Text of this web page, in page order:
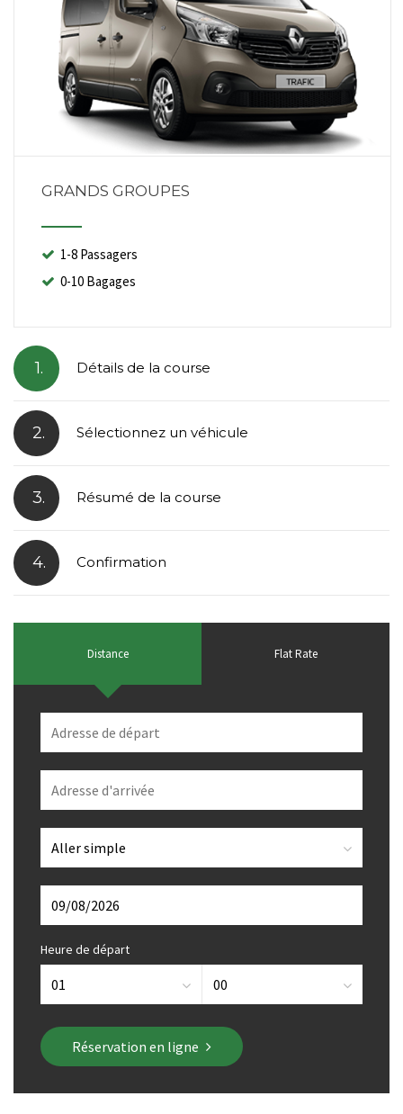
GRANDS GROUPES
1-8 Passagers
0-10 Bagages
1. Détails de la course
2. Sélectionnez un véhicule
3. Résumé de la course
4. Confirmation
Distance Flat Rate
Heure de départ
Réservation en ligne